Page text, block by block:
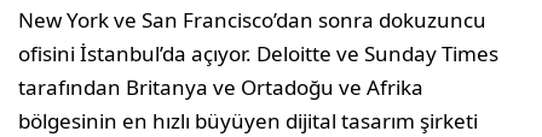
New York ve San Francisco’dan sonra dokuzuncu
ofisini İstanbul’da açıyor. Deloitte ve Sunday Times
tarafından Britanya ve Ortadoğu ve Afrika
bölgesinin en hızlı büyüyen dijital tasarım şirketi